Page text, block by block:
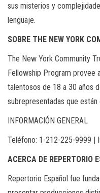
sus misterios y
lenguaje.
SOBRE THE NEW YORK
The New York Community
Fellowship Program provee
talentosos de 18 a 30 años
subrepresentadas que
INFORMACIÓN GENERAL
Teléfono: 1-212-225-9999 |
ACERCA DE REPERTORIO
Repertorio Español fue